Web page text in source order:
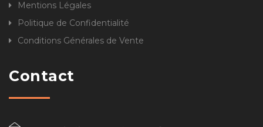
Mentions Légales
Politique de Confidentialité
Conditions Générales de Vente
Contact